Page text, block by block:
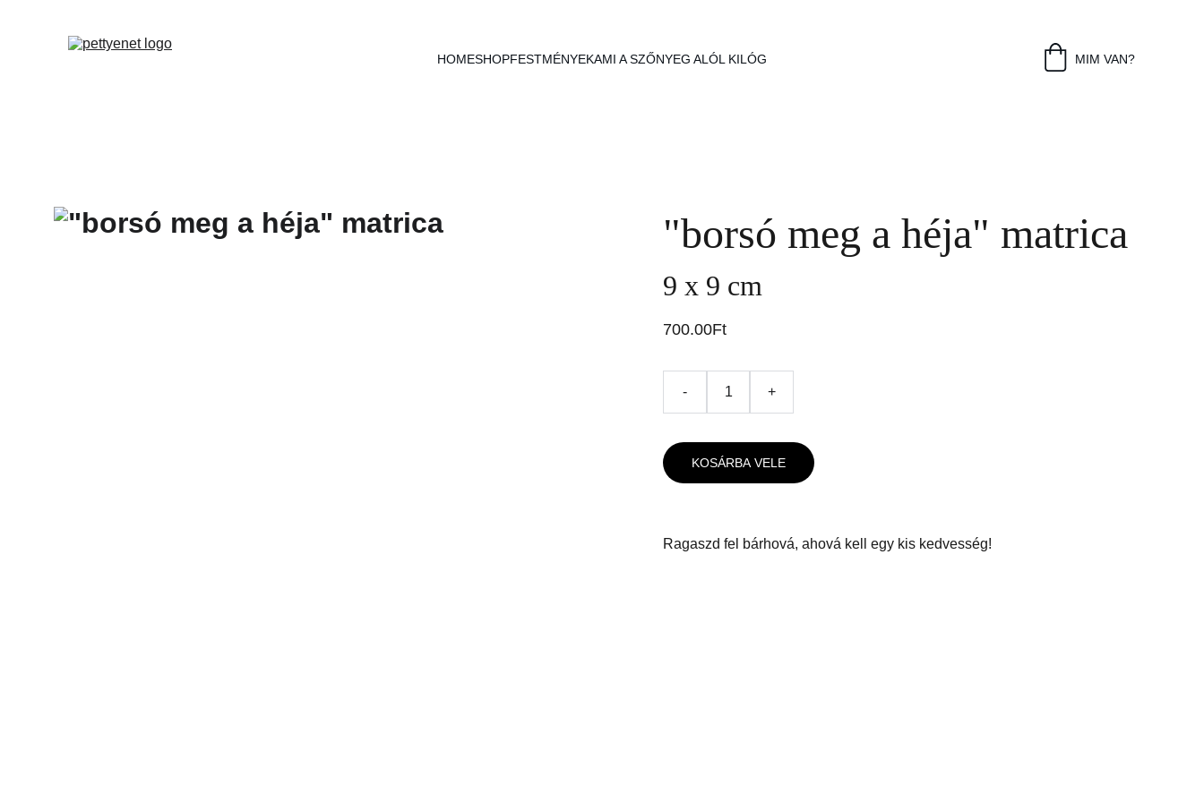
HOMESHOPFESTMÉNYEKAMI A SZŐNYEG ALÓL KILÓG MIM VAN?
"borsó meg a héja" matrica
9 x 9 cm
700.00Ft
- +
KOSÁRBA VELE
Ragaszd fel bárhová, ahová kell egy kis kedvesség!